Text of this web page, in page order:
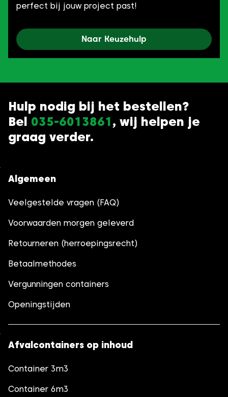
perfect bij jouw project past!
Naar Keuzehulp
Hulp nodig bij het bestellen?
Bel 035-6013861, wij helpen je
graag verder.
Algemeen
Veelgestelde vragen (FAQ)
Voorwaarden morgen geleverd
Retourneren (herroepingsrecht)
Betaalmethodes
Vergunningen containers
Openingstijden
Afvalcontainers op inhoud
Container 3m3
Container 6m3